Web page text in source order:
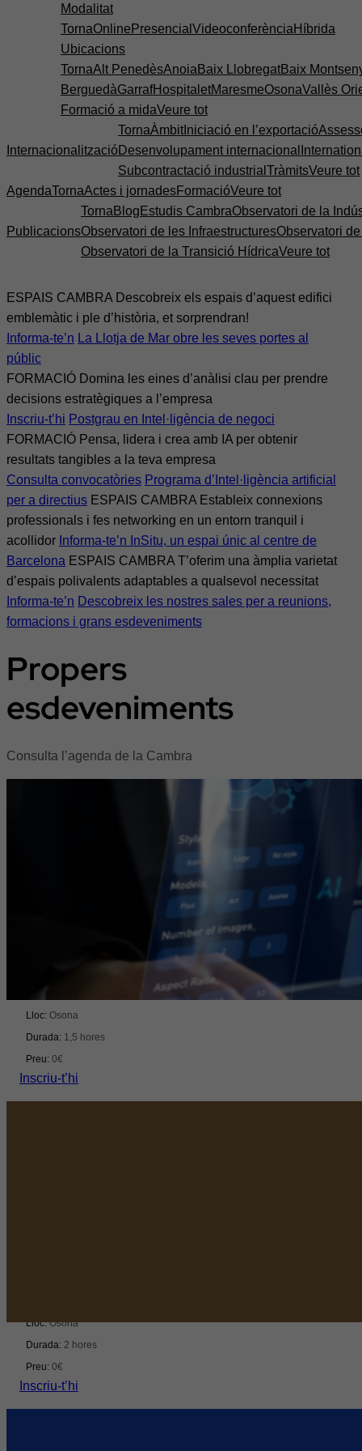
Modalitat
TornaOnline Presencial Videoconferència Híbrida
Ubicacions
TornaAlt PenedèsAnoia Baix LlobregatBaix
BerguedàGarrafHospitaletMaresmeOsonaVallès
Formació a midaVeure tot
Internacionalització
TornaÀmbit Iniciació en l’exportació
Desenvolupament internacional
Subcontractació industrial TràmitsVeure tot
AgendaTornaActes i jornadesFormacióVeure tot
Publicacions
Torna Blog Estudis CambraObservatori de la
Observatori de les InfraestructuresObservatori
Observatori de la Transició HídricaVeure tot
ESPAIS CAMBRA Descobreix els espais d’aquest edifici
emblemàtic i ple d’història, et sorprendran!
Informa-te’n
La Llotja de Mar obre les seves portes al
públic
FORMACIÓ Domina les eines d’anàlisi clau per prendre
decisions estratègiques a l’empresa
Inscriu-t’hi Postgrau en Intel·ligència de negoci
FORMACIÓ Pensa, lidera i crea amb IA per obtenir
resultats tangibles a la teva empresa
Consulta convocatòries Programa d’Intel·ligència artificial
per a directius ESPAIS CAMBRA Estableix connexions
professionals i fes networking en un entorn tranquil i
acollidor Informa-te’n InSitu, un espai únic al centre de
Barcelona ESPAIS CAMBRA T’oferim una àmplia varietat
d’espais polivalents adaptables a qualsevol necessitat
Informa-te’n Descobreix les nostres sales per a reunions,
formacions i grans esdeveniments
Propers
esdeveniments
Consulta l’agenda de la Cambra
IA aplicada per a directius: agilitat, productivitat i
Del 09/09/2026 al 09/09/2026
Lloc: Osona
Durada: 1,5 hores
Preu: 0€
Inscriu-t’hi
Lloc:Osona
Durada: 2 hores
Preu: 0€
Inscriu-t’hi